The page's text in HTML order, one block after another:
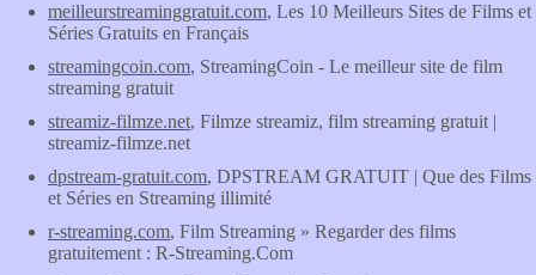
meilleurstreaminggratuit.com, Les 10 Meilleurs Sites de Films et
Séries Gratuits en Français
streamingcoin.com, StreamingCoin - Le meilleur site de film
streaming gratuit
streamiz-filmze.net, Filmze streamiz, film streaming gratuit |
streamiz-filmze.net
dpstream-gratuit.com, DPSTREAM GRATUIT | Que des Films
et Séries en Streaming illimité
r-streaming.com, Film Streaming » Regarder des films
gratuitement : R-Streaming.Com